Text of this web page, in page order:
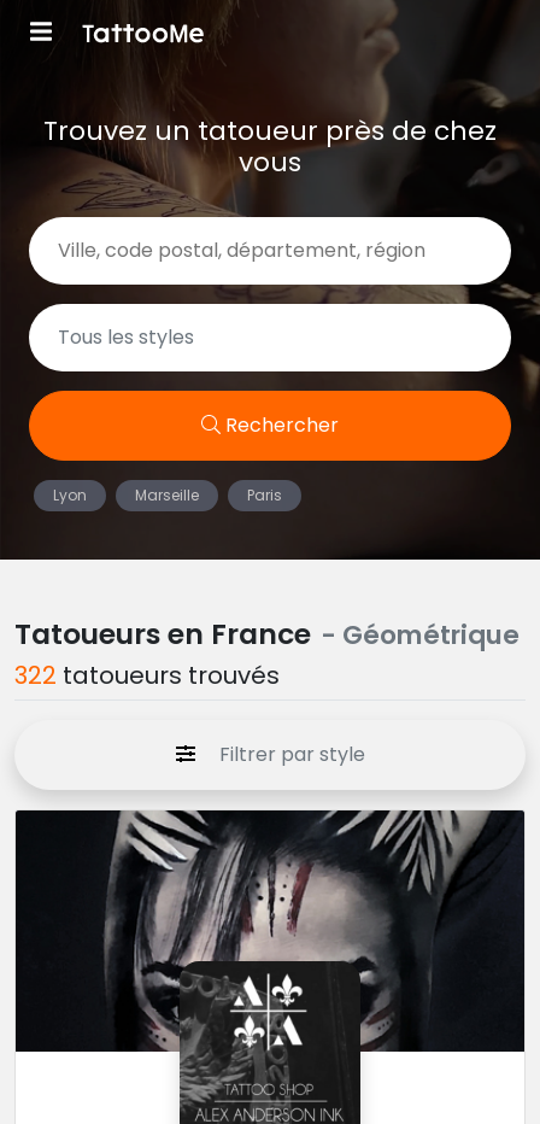
Trouvez un tatoueur près de chez
vous
Rechercher
Lyon Marseille Paris
Tatoueurs en France - Géométrique
322 tatoueurs trouvés
Filtrer par style